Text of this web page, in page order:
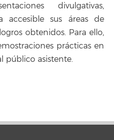
divulgativas,
accesible sus áreas de
obtenidos. Para ello,
prácticas en
público asistente.